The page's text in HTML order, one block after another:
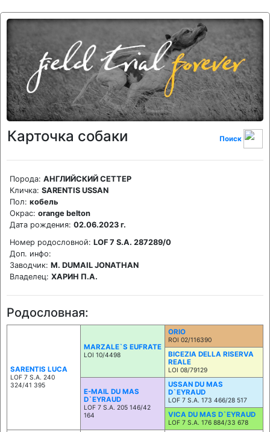
Карточка собаки Поиск
Порода: АНГЛИЙСКИЙ СЕТТЕР
Кличка: SARENTIS USSAN
Пол: кобель
Окрас: orange belton
Дата рождения: 02.06.2023 г.
Номер родословной: LOF 7 S.A. 287289/0
Доп. инфо:
Заводчик: M. DUMAIL JONATHAN
Владелец: ХАРИН П.А.
Родословная:
SARENTIS LUCA
LOF 7 S.A. 240
324/41 395
MARZALE`S EUFRATE
LOI 10/4498
ORIO
ROI 02/116390
BICEZIA DELLA RISERVA
REALE
LOI 08/79129
E-MAIL DU MAS
D`EYRAUD
LOF 7 S.A. 205 146/42
164
USSAN DU MAS
D`EYRAUD
LOF 7 S.A. 173 466/28 517
VICA DU MAS D`EYRAUD
LOF 7 S.A. 176 884/33 678